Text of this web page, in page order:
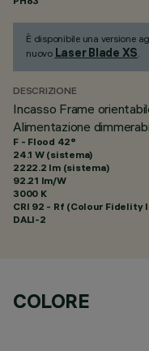
È disponibile una versione
nuovo Laser Blade XS.
DESCRIZIONE
Incasso Frame
Alimentazione
F - Flood 42°
24.1 W (sistema)
2222.2 lm (sistema)
92.21 lm/W
3000 K
CRI 92 - Rf (Colour Fidelity
DALI-2
COLORE